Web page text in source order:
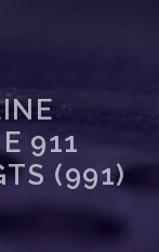
911
(991)